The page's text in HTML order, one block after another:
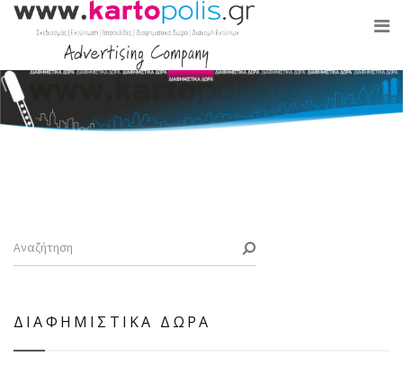
ΔΙΑΦΗΜΙΣΤΙΚΑ ΔΩΡΑ